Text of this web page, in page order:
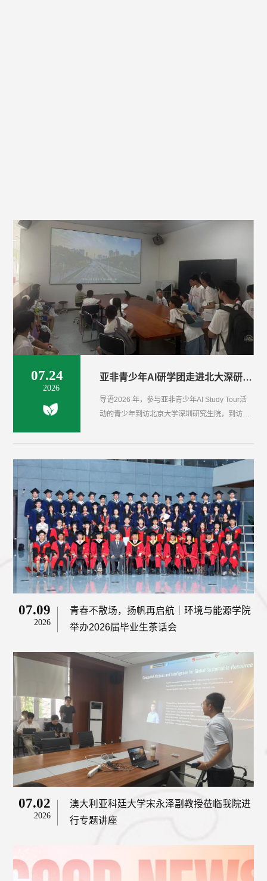
07.24
2026
亚非青少年AI研学团走进北大深研院深圳大气超级站 探秘空天地一体化蓝天守护体系
导语2026 年，参与亚非青少年AI Study Tour活
动的青少年到访北京大学深圳研究生院，到访环
经验，感受人工智能与环境科学交叉融合的实践
价值。活动背景大气污染治理、城市生态保护是
全球共同面临的可持续发展课题。深圳率先建成
空天地一体化大气环境监测体系，深圳大气超级
站作为国内设施先进...
07.09
2026
青春不散场，扬帆再启航｜环境与能源学院
举办2026届毕业生茶话会
07.02
2026
澳大利亚科廷大学宋永泽副教授莅临我院进
行专题讲座